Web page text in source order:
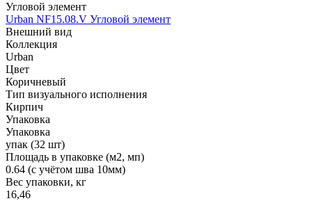
Угловой элемент
Urban NF15.08.V Угловой элемент
Внешний вид
Коллекция
Urban
Цвет
Коричневый
Тип визуального исполнения
Кирпич
Упаковка
Упаковка
упак (32 шт)
Площадь в упаковке (м2, мп)
0.64 (с учётом шва 10мм)
Вес упаковки, кг
16,46